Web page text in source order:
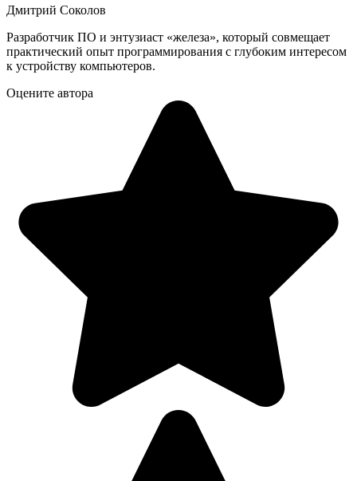
Дмитрий Соколов
Разработчик ПО и энтузиаст «железа», который совмещает
практический опыт программирования с глубоким интересом
к устройству компьютеров.
Оцените автора